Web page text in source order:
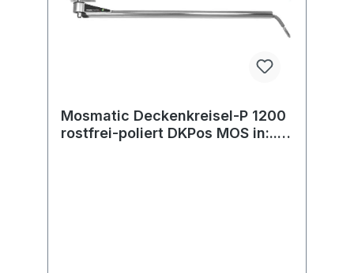
Mosmatic Deckenkreisel-P 1200
rostfrei-poliert DKPos MOS in:...